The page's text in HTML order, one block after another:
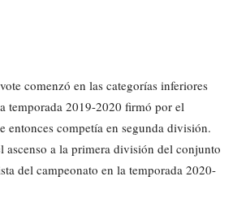
comenzó en las categorías inferiores
temporada 2019-2020 firmó por el
entonces competía en segunda división.
ascenso a la primera división del conjunto
del campeonato en la temporada 2020-